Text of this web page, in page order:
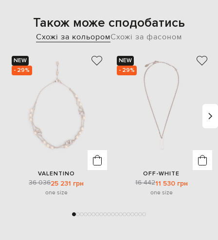
Також може сподобатись
Схожі за кольоромСхожі за фасоном
NEW
- 29%
VALENTINO
36 03625 231 грн
one size
NEW
- 29%
OFF-WHITE
16 44211 530 грн
one size